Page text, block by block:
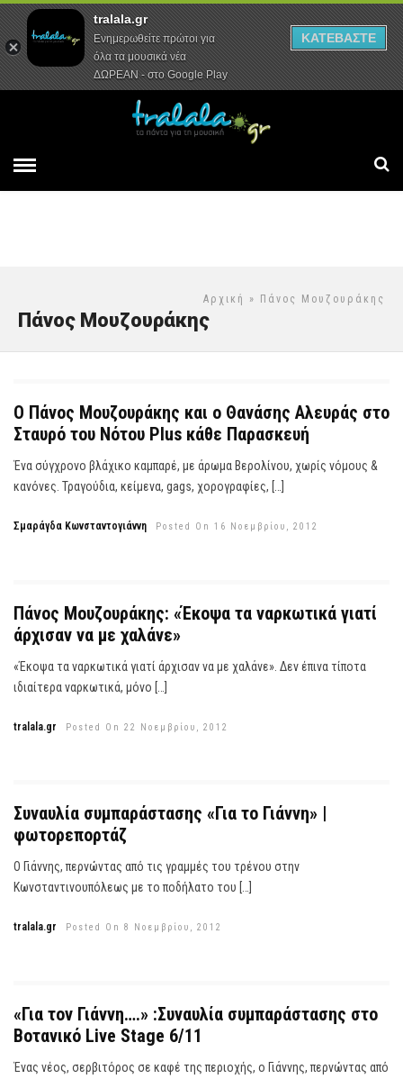
Αρχική Συνεντεύξεις Ρεπορτάζ
Αρχική » Πάνος Μουζουράκης
Πάνος Μουζουράκης
O Πάνος Μουζουράκης και ο Θανάσης Αλευράς στο
Σταυρό του Νότου Plus κάθε Παρασκευή
Ένα σύγχρονο βλάχικο καμπαρέ, με άρωμα Βερολίνου, χωρίς νόμους &
κανόνες. Τραγούδια, κείμενα, gags, χορογραφίες, […]
Σμαράγδα Κωνσταντογιάννη Posted On 16 Νοεμβρίου, 2012
Πάνος Μουζουράκης: «Έκοψα τα ναρκωτικά γιατί
άρχισαν να με χαλάνε»
«Έκοψα τα ναρκωτικά γιατί άρχισαν να με χαλάνε». Δεν έπινα τίποτα
ιδιαίτερα ναρκωτικά, μόνο […]
tralala.gr Posted On 22 Νοεμβρίου, 2012
Συναυλία συμπαράστασης «Για το Γιάννη» |
φωτορεπορτάζ
Ο Γιάννης, περνώντας από τις γραμμές του τρένου στην
Κωνσταντινουπόλεως με το ποδήλατο του […]
tralala.gr Posted On 8 Νοεμβρίου, 2012
«Για τον Γιάννη….» :Συναυλία συμπαράστασης στο
Βοτανικό Live Stage 6/11
Ένας νέος, σερβιτόρος σε καφέ της περιοχής, ο Γιάννης, περνώντας από
tralala.gr
Ενημερωθείτε πρώτοι για
όλα τα μουσικά νέα
ΔΩΡΕΑΝ - στο Google Play
ΚΑΤΕΒΑΣΤΕ